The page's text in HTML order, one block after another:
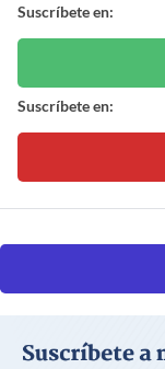
Suscríbete en:
Suscríbete en: